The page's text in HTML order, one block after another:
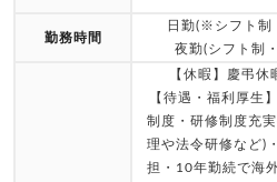
勤務時間
日勤(※シフト制
夜勤(シフト制
【休暇】慶弔
【待遇・福利厚生
制度・研修制度充
理や法令研修など)
担・10年勤続で海